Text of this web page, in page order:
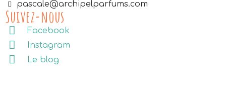
pascale@archipelparfums.com
Suivez-nous
Facebook
Instagram
Le blog